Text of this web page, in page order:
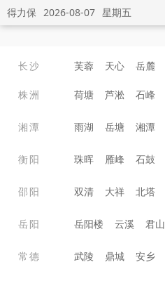
得力保 2026-08-07 星期五
长沙 芙蓉 天心 岳麓
株洲 荷塘 芦淞 石峰
湘潭 雨湖 岳塘 湘潭
衡阳 珠晖 雁峰 石鼓
邵阳 双清 大祥 北塔
岳阳 岳阳楼 云溪 君山
常德 武陵 鼎城 安乡